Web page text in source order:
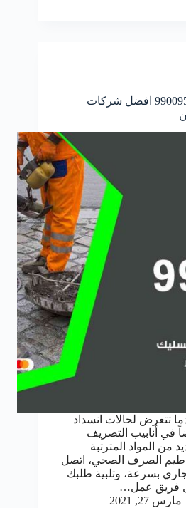
تسليك مجاري الهجن 99009522 افضل شركات
تتعرض لحالات انسداد
في أنابيب التصريف
من المواد المترتبة
الصرف الصحي، اتصل
بسرعة، وتلبية طلبك
فريق عمل…
مارس 27, 2021